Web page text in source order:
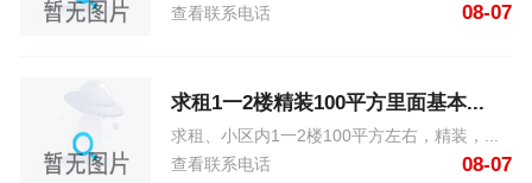
查看联系电话
08-07
求租1一2楼精装100平方里面基本...
求租、小区内1一2楼100平方左右，精装，...
查看联系电话
08-07